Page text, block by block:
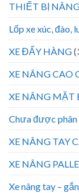
THIẾT BỊ
Lốp xe xúc, đào,
XE ĐẨY HÀNG
XE NÂNG CAO
XE NÂNG MẶT
Chưa được
XE NÂNG TAY
XE NÂNG
Xe nâng tay –